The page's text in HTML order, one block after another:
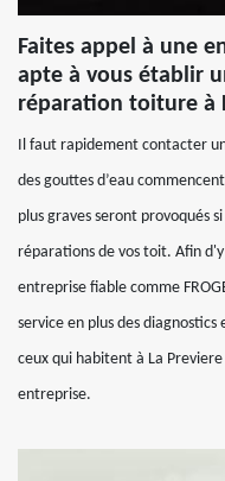
Faites appel à une
apte à vous établir
réparation toiture à
Il faut rapidement contacter
des gouttes d’eau
plus graves seront provoqués
réparations de vos toit. Afin
entreprise fiable comme
service en plus des
ceux qui habitent à La
entreprise.